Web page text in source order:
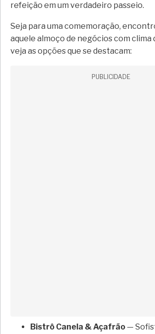
refeição em um verdadeiro passeio.
Seja para uma comemoração,
aquele almoço de negócios com clima
veja as opções que se destacam:
PUBLICIDADE
Bistrô Canela & Açafrão —